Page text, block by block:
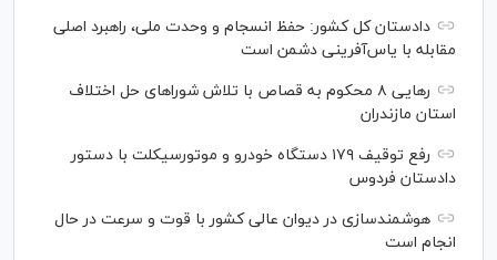
دادستان کل کشور: حفظ انسجام و وحدت ملی، راهبرد اصلی
مقابله با یاس‌آفرینی دشمن است
رهایی ۸ محکوم به قصاص با تلاش شورا‌های حل اختلاف
استان مازندران
رفع توقیف ۱۷۹ دستگاه خودرو و موتورسیکلت با دستور
دادستان فردوس
هوشمندسازی در دیوان عالی کشور با قوت و سرعت در حال
انجام است